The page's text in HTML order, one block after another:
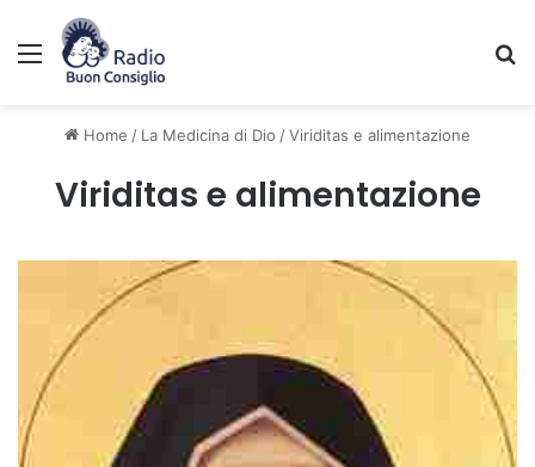
Menu
Home / La Medicina di Dio /Viriditas e alimentazione
Viriditas e alimentazione